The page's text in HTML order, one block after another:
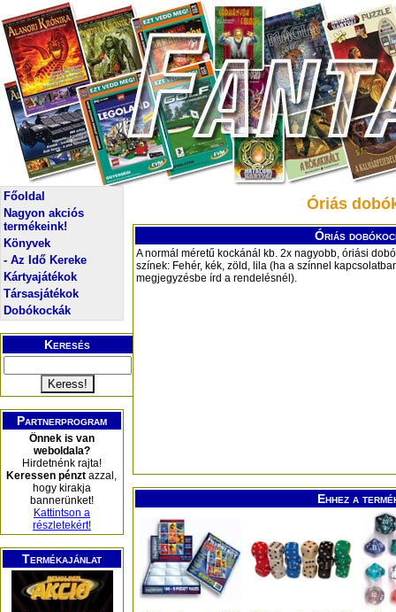
Főoldal
Nagyon akciós
termékeink!
Könyvek
- Az Idő Kereke
Kártyajátékok
Társasjátékok
Dobókockák
Keresés
Partnerprogram
Önnek is van
weboldala?
Hirdetnénk rajta!
Keressen pénzt azzal,
hogy kirakja
bannerünket!
Kattintson a
részletekért!
Termékajánlat
Óriás
Óriás
A normál méretű kockánál kb. 2x nagyobb, óriási
színek: Fehér, kék, zöld, lila (ha a színnel
megjegyzésbe írd a rendelésnél).
Ehhez a